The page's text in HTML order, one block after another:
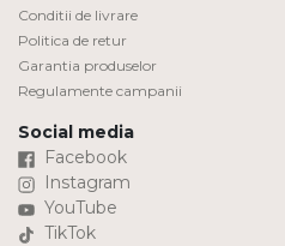
Conditii de livrare
Politica de retur
Garantia produselor
Regulamente campanii
Social media
Facebook
Instagram
YouTube
TikTok